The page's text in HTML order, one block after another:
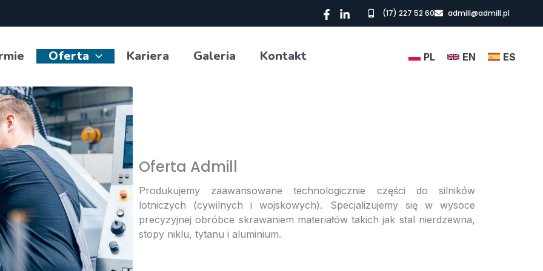
(17) 227 52 60 admill@admill.pl
Oferta Kariera Galeria Kontakt PL EN ES
Oferta Admill
Produkujemy zaawansowane technologicznie części do silników
lotniczych (cywilnych i wojskowych). Specjalizujemy się w wysoce
precyzyjnej obróbce skrawaniem materiałów takich jak stal nierdzewna,
stopy niklu, tytanu i aluminium.